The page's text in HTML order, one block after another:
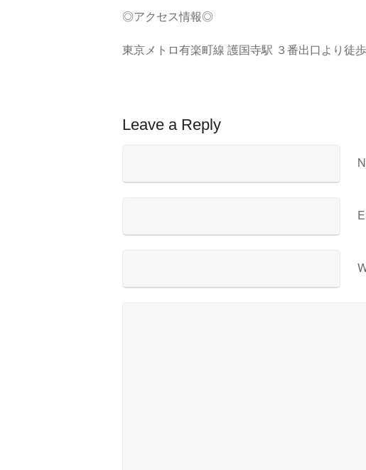
◎アクセス情報◎
東京メトロ有楽町線 護国寺駅 ３番出口より徒
Leave a Reply